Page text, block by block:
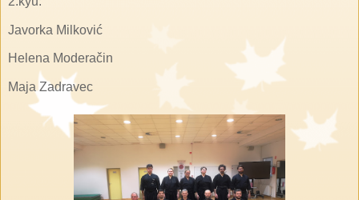
Javorka Milković
Helena Moderačin
Maja Zadravec